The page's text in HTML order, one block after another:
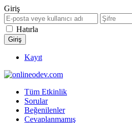
Giriş
Hatırla
Kayıt
Tüm Etkinlik
Sorular
Beğenilenler
Cevaplanmamış